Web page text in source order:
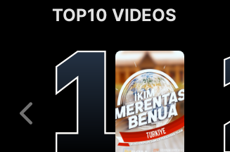
TOP10 VIDEOS